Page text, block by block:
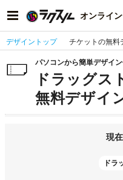
オンライ
デザイントップ チケットの無料
パソコンから簡単デザイ
ドラッグス
無料デザイ
現
ドラ